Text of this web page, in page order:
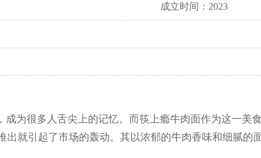
成立时间：2023
很多人舌尖上的记忆。而筷上瘾牛肉面作为这一美
就引起了市场的轰动。其以浓郁的牛肉香味和细腻的